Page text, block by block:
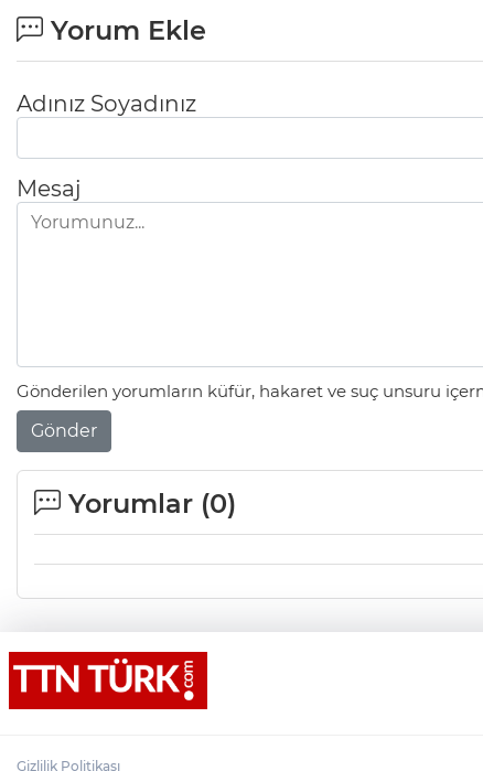
Yorum Ekle
Adınız Soyadınız
Mesaj
Gönderilen yorumların küfür, hakaret ve suç unsuru
Gönder
Yorumlar (0)
Gizlilik Politikası